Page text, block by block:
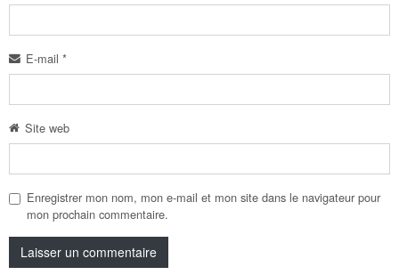
E-mail *
Site web
Enregistrer mon nom, mon e-mail et mon site dans le navigateur pour
mon prochain commentaire.